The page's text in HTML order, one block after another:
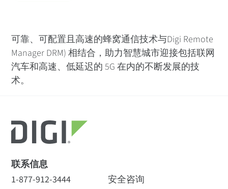
可靠、可配置且高速的蜂窝通信技术与Digi Remote
Manager DRM) 相结合，助力智慧城市迎接包括联网
汽车和高速、低延迟的 5G 在内的不断发展的技
术。
联系信息
1-877-912-3444
安全咨询